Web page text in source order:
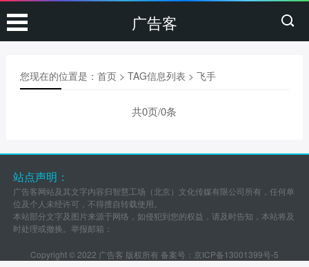
广告客
您现在的位置是： 首页> TAG信息列表 > 飞手
共0页/0条
站点声明：
广告客网站及其文字内容归智慧工场（北京）文化传媒有限公司所有，任何单
位及个人未经许可，不得擅自转载使用。
本站部分文字及图片来源于网络，如侵犯到您的权益，请及时告知，本站将及
时处理或撤换。举报邮箱：
Copyright © 2022 广告客 版权所有 备案号： 京ICP备13001399号-5